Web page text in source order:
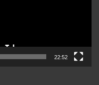
22:52